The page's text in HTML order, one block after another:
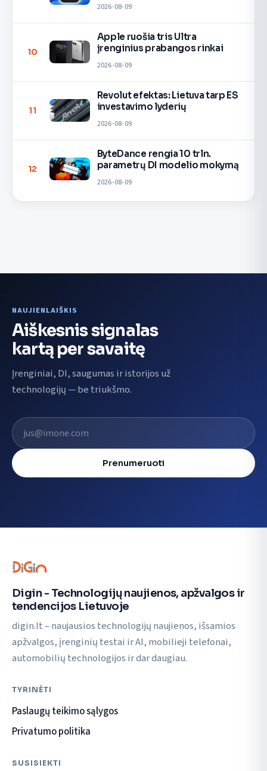
2026-08-09
10
Apple ruošia tris Ultra
įrenginius prabangos rinkai
2026-08-09
11
Revolut efektas: Lietuva tarp ES
investavimo lyderių
2026-08-09
12
ByteDance rengia 10 trln.
parametrų DI modelio mokymą
2026-08-09
NAUJIENLAIŠKIS
Aiškesnis signalas
kartą per savaitę
Įrenginiai, DI, saugumas ir istorijos už
technologijų — be triukšmo.
El. pašto adresas
Prenumeruoti
Digin - Technologijų naujienos, apžvalgos ir
tendencijos Lietuvoje
digin.lt – naujausios technologijų naujienos, išsamios
apžvalgos, įrenginių testai ir AI, mobilieji telefonai,
automobilių technologijos ir dar daugiau.
TYRINĖTI
Paslaugų teikimo sąlygos
Privatumo politika
SUSISIEKTI